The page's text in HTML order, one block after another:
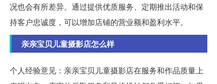
况也会有所差异。通过提供优质服务、定期推出活动和保
持客户忠诚度，可以增加店铺的营业额和盈利水平。
亲亲宝贝儿童摄影店怎么样
个人经验意见：亲亲宝贝儿童摄影店在服务和作品质量上